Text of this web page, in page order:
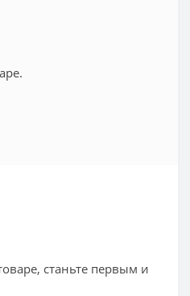
станьте первым и